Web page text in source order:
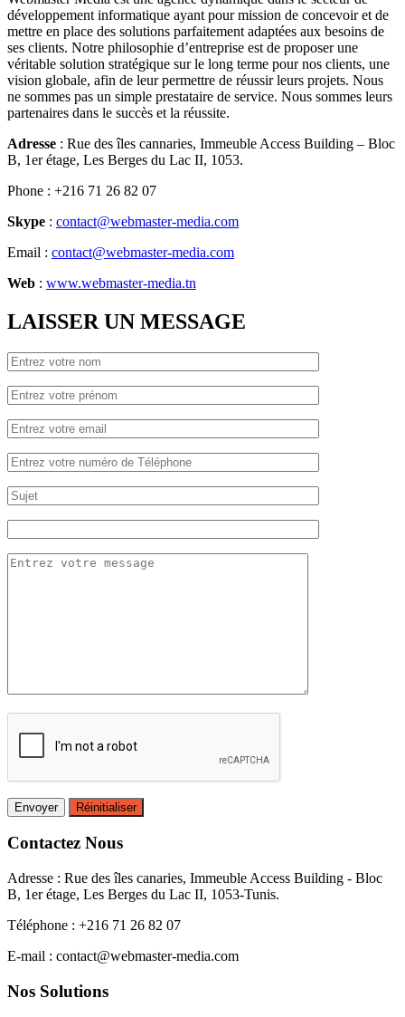
développement informatique ayant pour mission de concevoir et de
mettre en place des solutions parfaitement adaptées aux besoins de
ses clients. Notre philosophie d’entreprise est de proposer une
véritable solution stratégique sur le long terme pour nos clients, une
vision globale, afin de leur permettre de réussir leurs projets. Nous
ne sommes pas un simple prestataire de service. Nous sommes leurs
partenaires dans le succès et la réussite.
Adresse : Rue des îles cannaries, Immeuble Access Building – Bloc
B, 1er étage, Les Berges du Lac II, 1053.
Phone : +216 71 26 82 07
Skype : contact@webmaster-media.com
Email : contact@webmaster-media.com
Web : www.webmaster-media.tn
LAISSER UN MESSAGE
Contactez Nous
Adresse : Rue des îles canaries, Immeuble Access Building - Bloc
B, 1er étage, Les Berges du Lac II, 1053-Tunis.
Téléphone : +216 71 26 82 07
E-mail : contact@webmaster-media.com
Nos Solutions